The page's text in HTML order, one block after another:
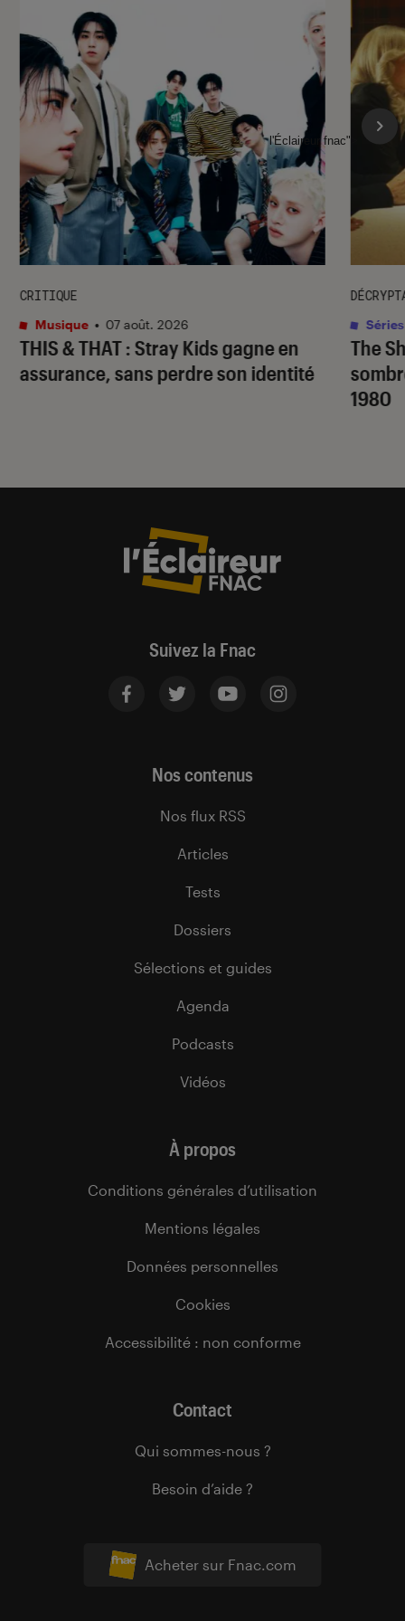
THIS & THAT: Stray Kids gagne en
assurance, sans perdre son identité
CRITIQUE
Musique • 07 août. 2026
The
1980
Séries
l'Éclaireur fnac">
Suivez la Fnac
Acheter sur Fnac.com
Nos contenus
Nos flux RSS
Articles
Tests
Dossiers
Sélections et guides
Agenda
Podcasts
Vidéos
À propos
Conditions générales d’utilisation
Mentions légales
Données personnelles
Cookies
Accessibilité : non conforme
Contact
Qui sommes-nous ?
Besoin d’aide ?